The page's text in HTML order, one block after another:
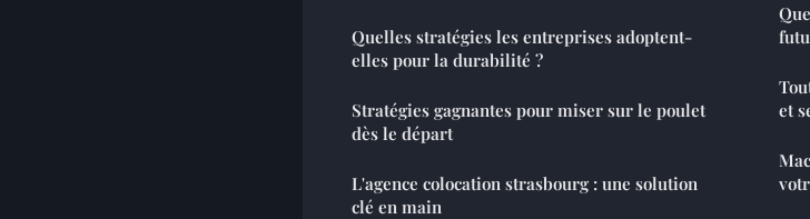
Quelles stratégies les entreprises adoptent-
elles pour la durabilité ?
Stratégies gagnantes pour miser sur le poulet
dès le départ
L'agence colocation strasbourg : une solution
clé en main
et